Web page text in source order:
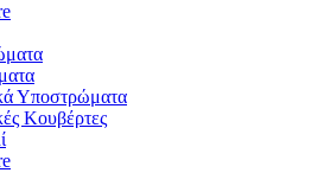
Υποστρώματα
Κουβέρτες